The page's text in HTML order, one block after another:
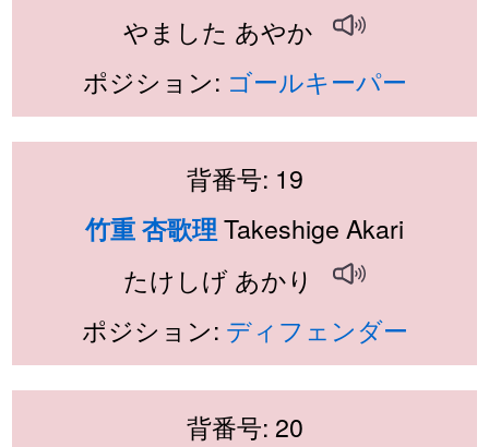
やました あやか
ポジション: ゴールキーパー
背番号: 19
竹重 杏歌理 Takeshige Akari
たけしげ あかり
ポジション: ディフェンダー
背番号: 20